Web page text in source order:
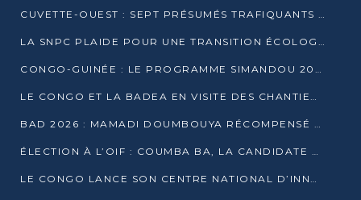
CUVETTE-OUEST : SEPT PRÉSUMÉS TRAFIQUANTS DE FAUNE INTERPELLÉS À EWO ET KELLÉ
LA SNPC PLAIDE POUR UNE TRANSITION ÉCOLOGIQUE PROGRESSIVE
CONGO-GUINÉE : LE PROGRAMME SIMANDOU 2040 AU CŒUR DES ÉCHANGES À LA BAD
LE CONGO ET LA BADEA EN VISITE DES CHANTIERS
BAD 2026 : MAMADI DOUMBOUYA RÉCOMPENSÉ PAR LE TROPHÉE BABACAR NDIAYE À BRAZZAVILLE
ÉLECTION À L’OIF : COUMBA BA, LA CANDIDATE DISCRÈTE QUI BOUSCULE LE JEU DIPLOMATIQUE
LE CONGO LANCE SON CENTRE NATIONAL D’INNOVATION